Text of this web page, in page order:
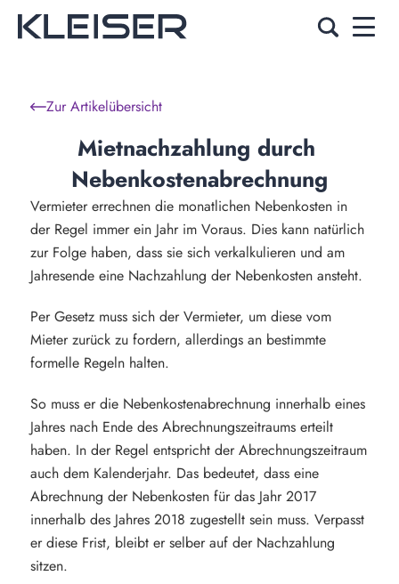
Zur Artikelübersicht
Mietnachzahlung durch
Nebenkostenabrechnung
Vermieter errechnen die monatlichen Nebenkosten in
der Regel immer ein Jahr im Voraus. Dies kann natürlich
zur Folge haben, dass sie sich verkalkulieren und am
Jahresende eine Nachzahlung der Nebenkosten ansteht.
Per Gesetz muss sich der Vermieter, um diese vom
Mieter zurück zu fordern, allerdings an bestimmte
formelle Regeln halten.
So muss er die Nebenkostenabrechnung innerhalb eines
Jahres nach Ende des Abrechnungszeitraums erteilt
haben. In der Regel entspricht der Abrechnungszeitraum
auch dem Kalenderjahr. Das bedeutet, dass eine
Abrechnung der Nebenkosten für das Jahr 2017
innerhalb des Jahres 2018 zugestellt sein muss. Verpasst
er diese Frist, bleibt er selber auf der Nachzahlung
sitzen.